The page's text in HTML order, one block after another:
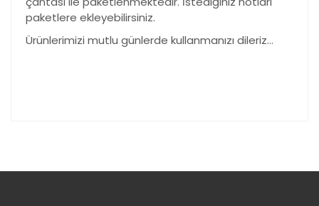
paketlere ekleyebilirsiniz.
Ürünlerimizi mutlu günlerde kullanmanızı dileriz…